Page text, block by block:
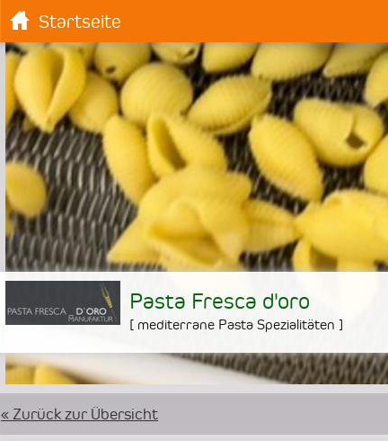
Startseite
Pasta Fresca d'oro
[ mediterrane Pasta Spezialitäten ]
« Zurück zur Übersicht